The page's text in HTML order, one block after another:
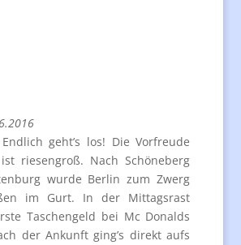
geht’s los! Die Vorfreude
riesengroß. Nach Schöneberg
wurde Berlin zum Zwerg
im Gurt. In der Mittagsrast
Taschengeld bei Mc Donalds
der Ankunft ging’s direkt aufs